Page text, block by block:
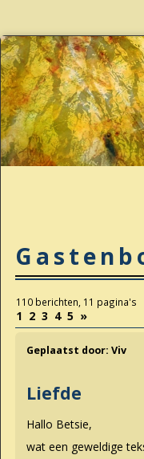
110 berichten, 11 pagina's
1 2 3 4 5 »
Geplaatst door: Viv
Liefde
Hallo Betsie,
wat een geweldige